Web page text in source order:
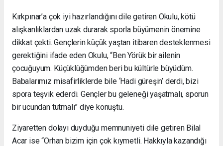
Kırkpınar’a çok iyi hazırlandığını dile getiren Okulu, kötü
alışkanlıklardan uzak durarak sporla büyümenin önemine
dikkat çekti. Gençlerin küçük yaştan itibaren desteklenmesi
gerektiğini ifade eden Okulu, “Ben Yörük bir ailenin
çocuğuyum. Küçüklüğümden beri bu kültürle büyüdüm.
Babalarımız misafirliklerde bile ‘Hadi güreşin’ derdi, bizi
spora teşvik ederdi. Gençler bu geleneği yaşatmalı, sporun
bir ucundan tutmalı” diye konuştu.
Ziyaretten dolayı duyduğu memnuniyeti dile getiren Bilal
Acar ise “Orhan bizim için çok kıymetli. Hakkıyla kazandığı